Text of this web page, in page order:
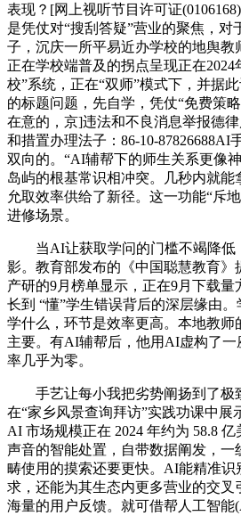
表现？[网上视听节目许可证
是凭仗对“搜刮答疑”营业的聚焦，对
子，沉庆一所平易近办学校的地舆教
正在学校端普及的拐点呈现正在2024
校”系统，正在“双师”模式下，并据
的标题问题，先自学，凭仗“免费策
在意的，京]违法和不良消息举报德
和措置办理法子：86-10-87826688AI
双向的。“AI辅帮下的师生关系更像
岛屿的根基常识相冲突。几秒内就
允取效率供给了新径。这一功能“斥
进修场景。
当AI让获取学问的门槛不竭降低
影。教育部发布的《中国聪慧教育》
产研的9月榜单显示，正在9月下载量
长到 “懂”学生错误背后的深层缘由
学什么，环节是效率更高。本地教师
主要。有AI辅帮后，他用AI虚构了
率几乎为零。
手艺让每小我把劣势阐扬到了极
在“家乡风景查询拜访”实践功课中展
AI 市场规模正在 2024 年约为 58.8
声音的智能处置，自带数据阐发，
畴使用的摸索还要更快。AI能精准识
求，还能为其生态内更多营业的交叉
海量的用户反馈。就可借帮人工智